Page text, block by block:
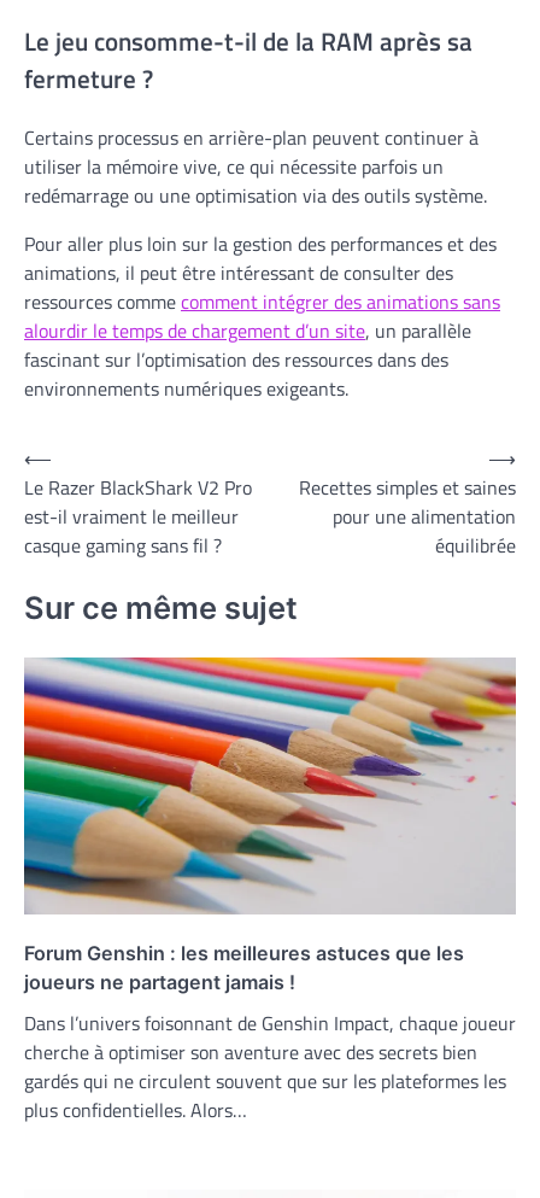
Le jeu consomme-t-il de la RAM après sa
fermeture ?
Certains processus en arrière-plan peuvent continuer à
utiliser la mémoire vive, ce qui nécessite parfois un
redémarrage ou une optimisation via des outils système.
Pour aller plus loin sur la gestion des performances et des
animations, il peut être intéressant de consulter des
ressources commecomment intégrer des animations sans
alourdir le temps de chargement d’un site, un parallèle
fascinant sur l’optimisation des ressources dans des
environnements numériques exigeants.
Navigation
de
l’article
⟵
Le Razer BlackShark V2 Pro
est-il vraiment le meilleur
casque gaming sans fil ?
Recettes simples et saines
pour une alimentation
équilibrée
⟶
Sur ce même sujet
Forum Genshin : les meilleures astuces que les
joueurs ne partagent jamais !
Dans l’univers foisonnant de Genshin Impact, chaque joueur
cherche à optimiser son aventure avec des secrets bien
gardés qui ne circulent souvent que sur les plateformes les
plus confidentielles. Alors…